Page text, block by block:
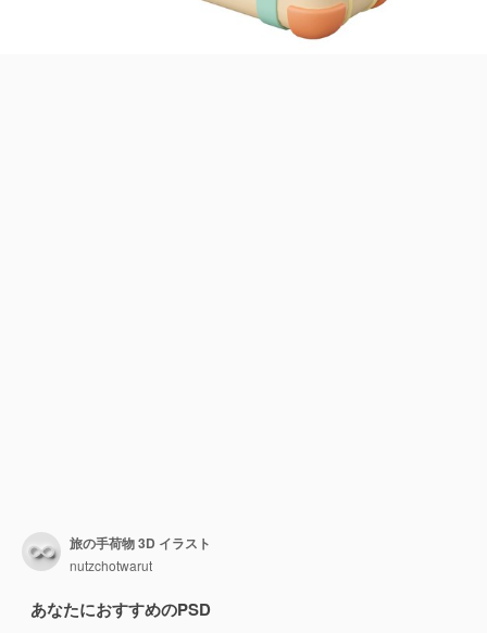
旅の手荷物 3D イラスト
nutzchotwarut
あなたにおすすめのPSD